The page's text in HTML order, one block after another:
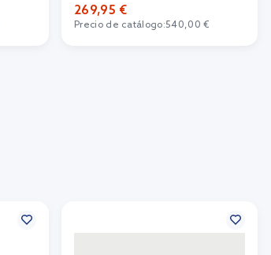
269,95 €
Precio de catálogo:540,00 €